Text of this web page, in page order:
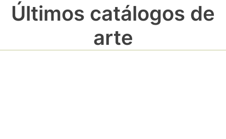
Últimos catálogos de
arte